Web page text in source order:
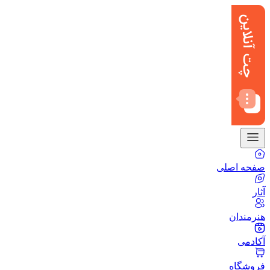
صفحه اصلی
آثار
هنرمندان
آکادمی
فروشگاه